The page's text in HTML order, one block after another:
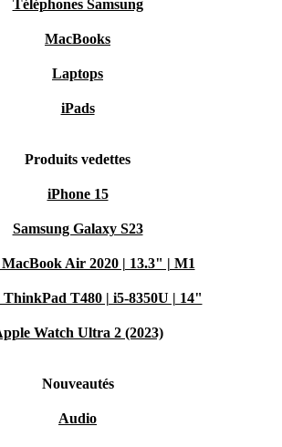
Téléphones Samsung
MacBooks
Laptops
iPads
Produits vedettes
iPhone 15
Samsung Galaxy S23
Air 2020 | 13.3" | M1
ThinkPad T480 | i5-8350U | 14"
Watch Ultra 2 (2023)
Nouveautés
Audio